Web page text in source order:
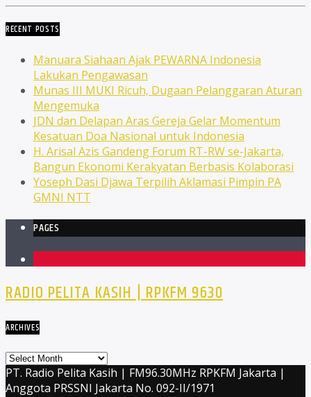
RECENT POSTS
Manuara Siahaan Ajak PEWARNA Indonesia
Lakukan Pengawasan
Munas III MUKI Ricuh, Dugaan Pelanggaran Aturan
Mengemuka
JDN dan Delapan Aras Gereja Gelar Momentum
Kesatuan Doa Nasional untuk Indonesia
H. Arisal Azis Gandeng Forum RT-RW se-Jakarta,
Bangun Ekonomi Kerakyatan Berbasis Kolaborasi
Yoseph Dasi Djawa Terpilih Aklamasi Pimpin PA
GMNI NTT
PAGES
RADIO PELITA KASIH | RPKFM 9630
ARCHIVES
Archives
PT. Radio Pelita Kasih | FM96.30MHz RPKFM Jakarta |
Anggota PRSSNI Jakarta No. 092-II/1971